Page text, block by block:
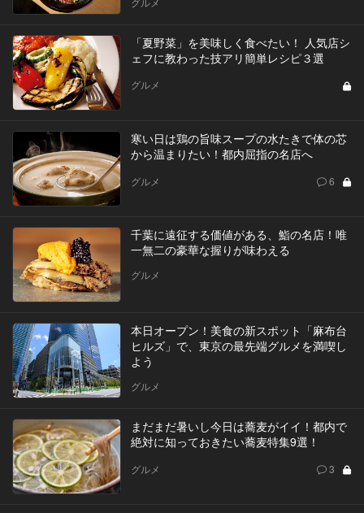
「夏野菜」を美味しく食べたい！ 人気店シ
ェフに教わった技アリ簡単レシピ３選
グルメ
寒い日は鶏の旨味スープの水たきで体の芯
から温まりたい！都内屈指の名店へ
グルメ 6
千葉に遠征する価値がある、鮨の名店！唯
一無二の豪華な握りが味わえる
グルメ
本日オープン！美食の新スポット「麻布台
ヒルズ」で、東京の最先端グルメを満喫し
よう
グルメ
まだまだ暑いし今日は蕎麦がイイ！都内で
絶対に知っておきたい蕎麦特集9選！
グルメ 3